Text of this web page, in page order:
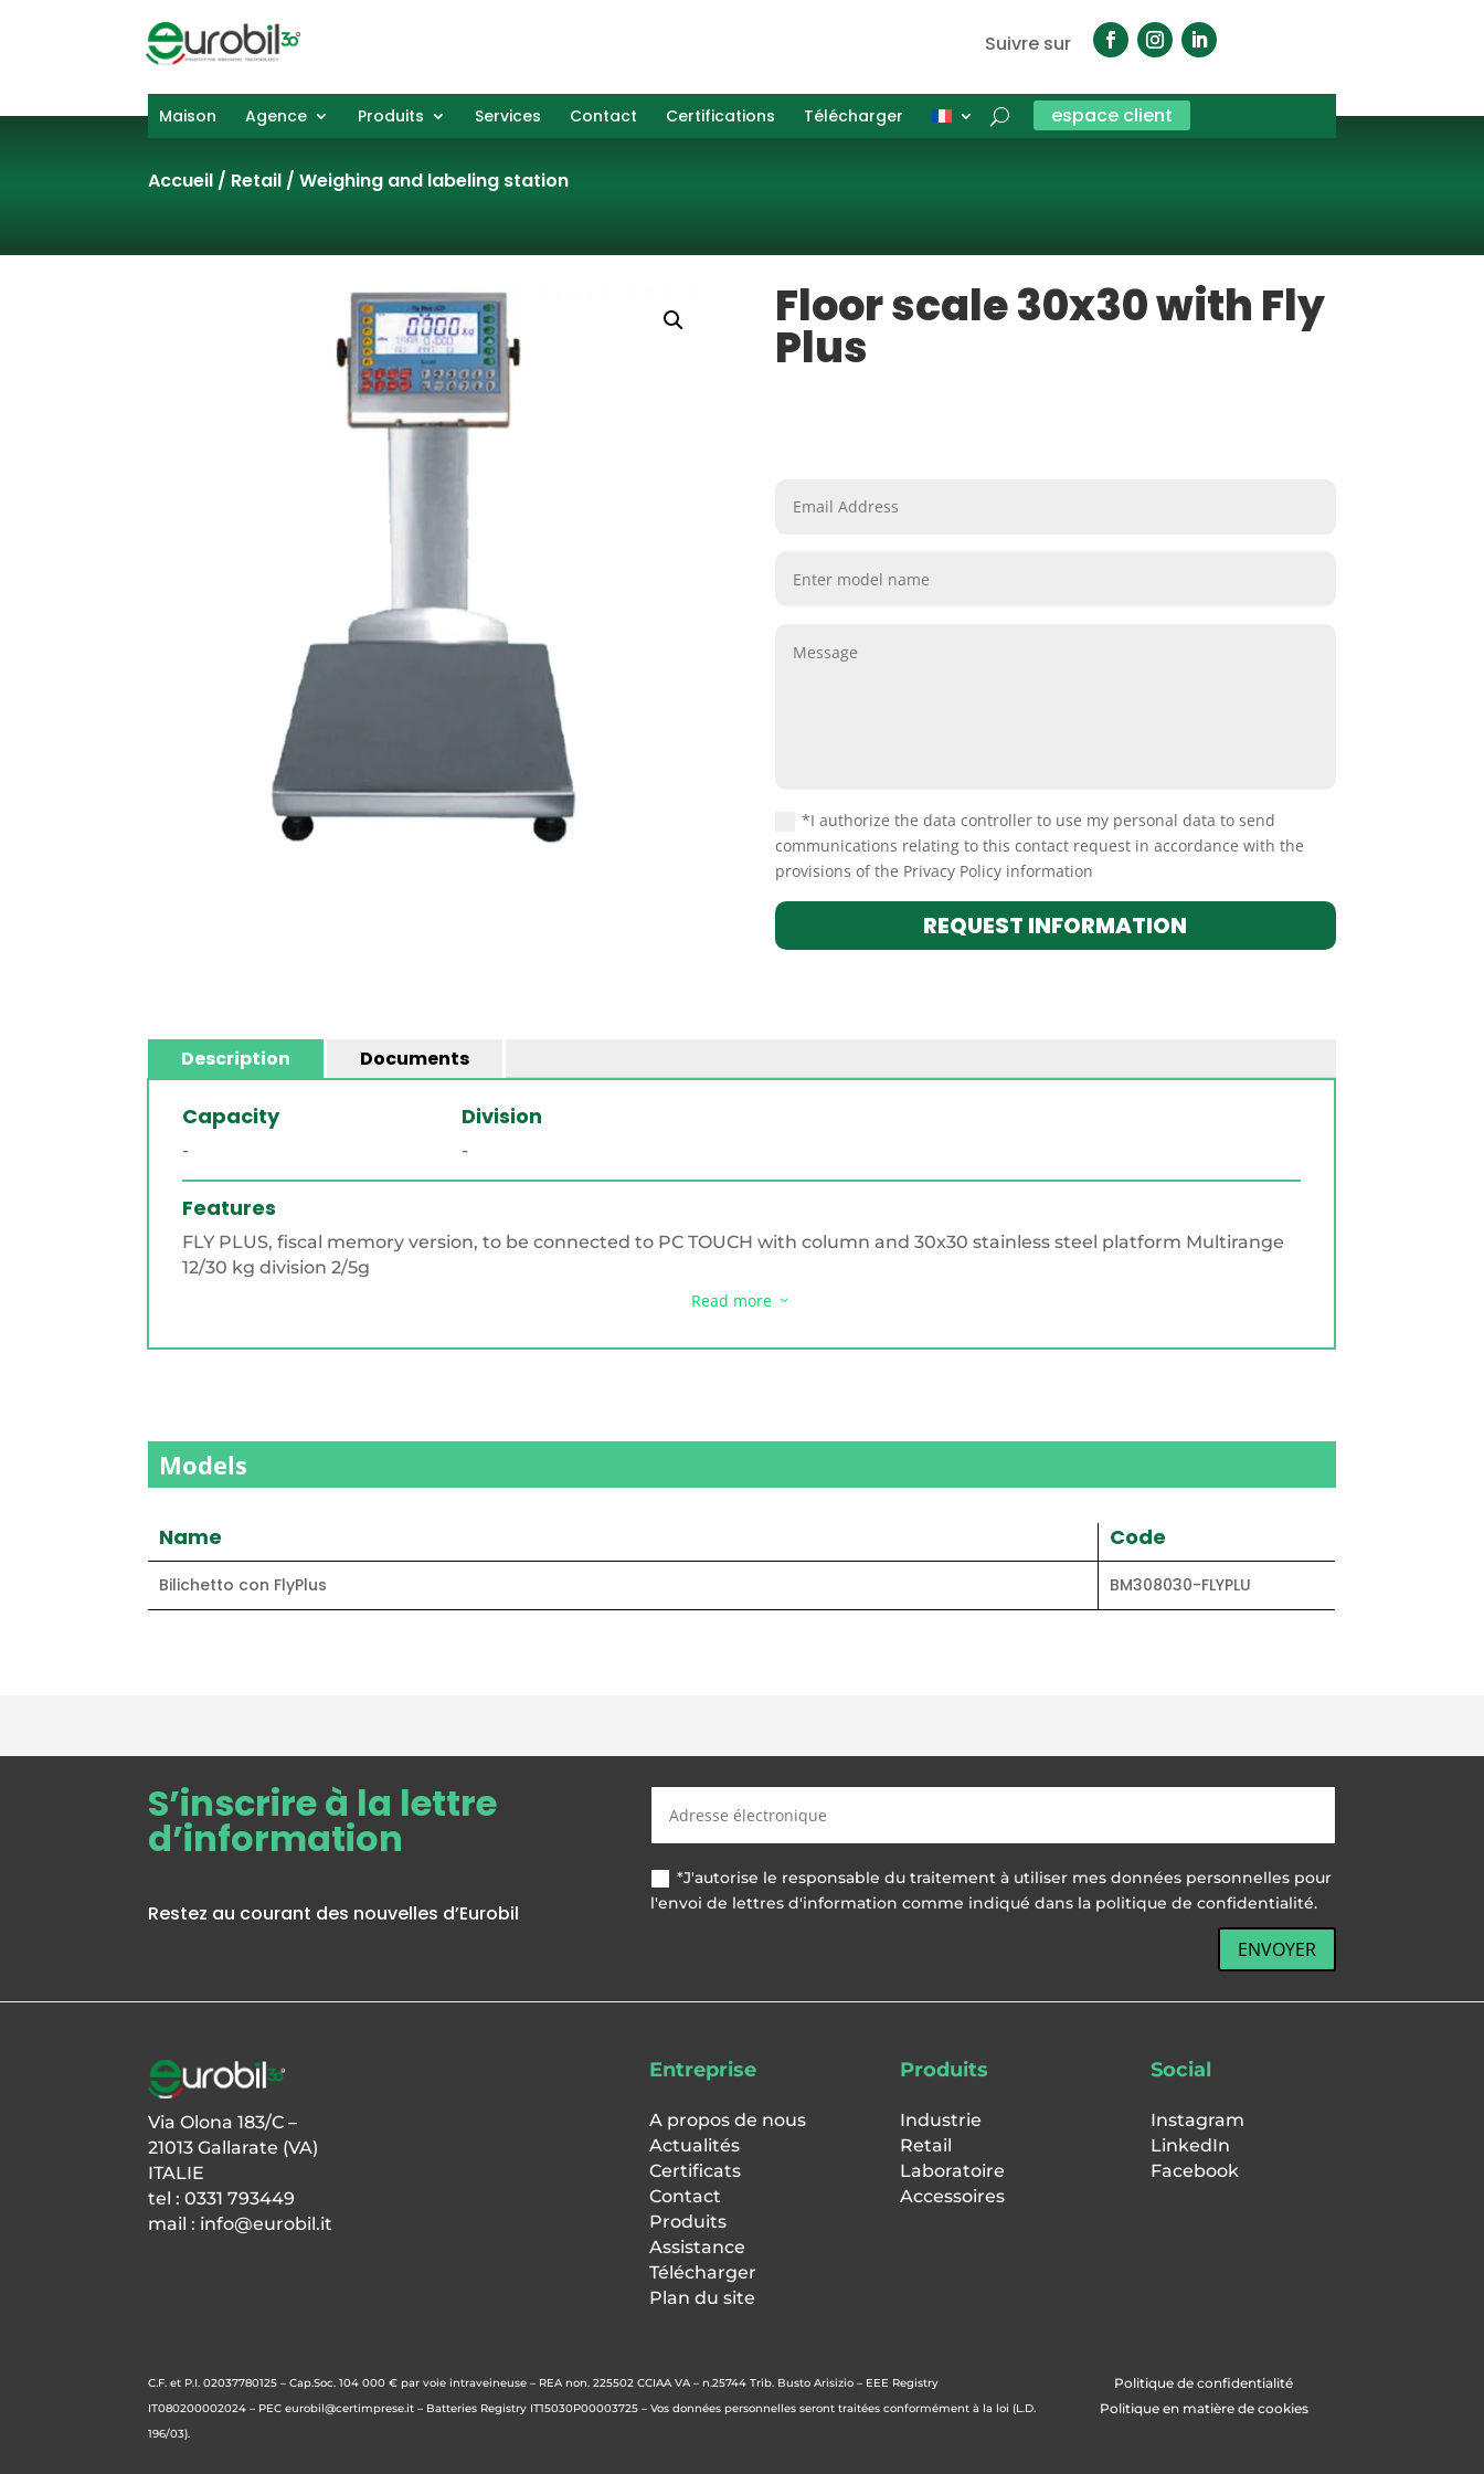
Suivre sur
Maison Agence Produits Services Contact Certifications Télécharger espace client
Accueil / Retail /Weighing and labeling station
Floor scale 30x30 with Fly
Plus
*I authorize the data controller to use my personal data to send
communications relating to this contact request in accordance with the
provisions of the Privacy Policy information
REQUEST INFORMATION
Description Documents
Capacity
-
Division
-
Features
FLY PLUS, fiscal memory version, to be connected to PC TOUCH with column and 30x30 stainless steel platform Multirange
12/30 kg division 2/5g
Read more 3
Models
Name Code
Bilichetto con FlyPlus BM308030-FLYPLU
S’inscrire à la lettre
d’information
Restez au courant des nouvelles d’Eurobil
*J'autorise le responsable du traitement à utiliser mes données personnelles pour
l'envoi de lettres d'information comme indiqué dans la politique de confidentialité.
ENVOYER
Via Olona 183/C –
21013 Gallarate (VA)
ITALIE
tel : 0331 793449
mail : info@eurobil.it
Entreprise
A propos de nous
Actualités
Certificats
Contact
Produits
Assistance
Télécharger
Plan du site
Produits
Industrie
Retail
Laboratoire
Accessoires
Social
Instagram
LinkedIn
Facebook
C.F. et P.I. 02037780125 – Cap.Soc. 104 000 € par voie intraveineuse – REA non. 225502 CCIAA VA – n.25744 Trib. Busto Arisizio – EEE Registry
IT080200002024 – PECeurobil@certimprese.it – Batteries Registry IT15030P00003725 – Vos données personnelles seront traitées conformément à la loi (L.D.
196/03).
Politique de confidentialité
Politique en matière de cookies